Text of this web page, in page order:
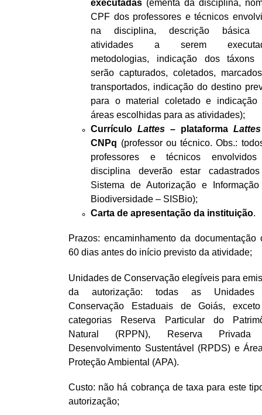
executadas (ementa da disciplina,
CPF dos professores e técnicos
na disciplina, descrição básica
atividades a serem
metodologias, indicação dos táxons
serão capturados, coletados,
transportados, indicação do destino
para o material coletado e indicação
áreas escolhidas para as atividades);
CurrículoLattes – plataformaLattes
CNPq (professor ou técnico. Obs.:
professores e técnicos
disciplina deverão estar
Sistema de Autorização e
Biodiversidade – SISBio);
Carta de apresentação da instituição.
Prazos: encaminhamento da documentação
60 dias antes do início previsto da atividade;
Unidades de Conservação elegíveis para
da autorização: todas as
Conservação Estaduais de Goiás,
categorias Reserva Particular do
Natural (RPPN), Reserva Privada
Desenvolvimento Sustentável (RPDS) e
Proteção Ambiental (APA).
Custo: não há cobrança de taxa para este
autorização;